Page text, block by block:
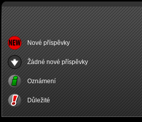
Nové příspěvky
Žádné nové příspěvky
Oznámení
Důležité